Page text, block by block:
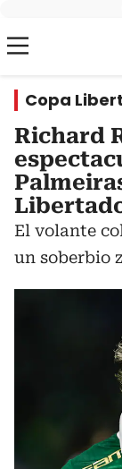
Copa
Richard
El volante
un soberbio